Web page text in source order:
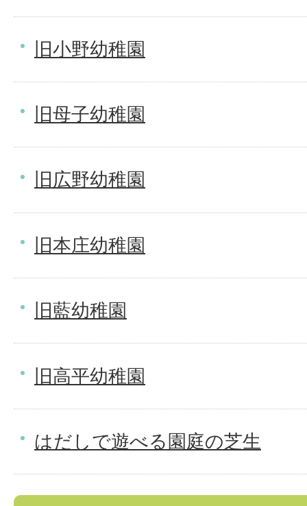
旧小野幼稚園
旧母子幼稚園
旧広野幼稚園
旧本庄幼稚園
旧藍幼稚園
旧高平幼稚園
はだしで遊べる園庭の芝生